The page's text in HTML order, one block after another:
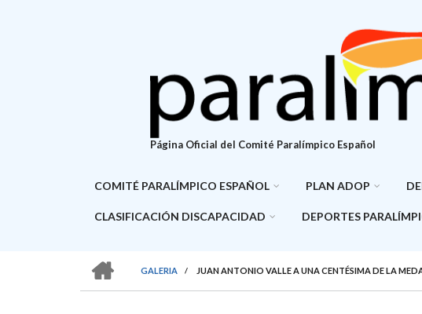
Página Oficial del Comité Paralímpico Español
COMITÉ PARALÍMPICO ESPAÑOL PLAN ADOP
CLASIFICACIÓN DISCAPACIDAD DEPORTES
SOBRESCRIBIR
GALERIA
/ JUAN ANTONIO VALLE A UNA CENTÉSIMA DE LA